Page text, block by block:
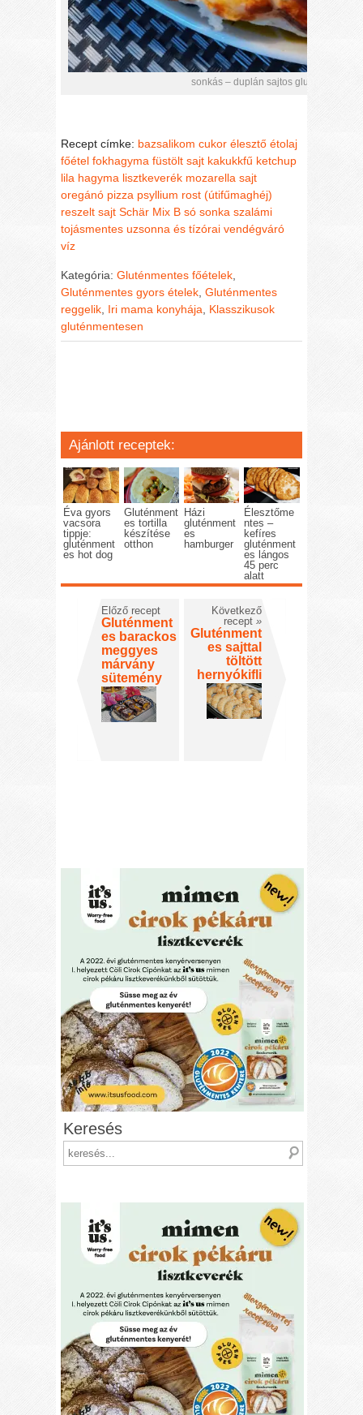
sonkás – duplán sajtos gluténmentes
Recept címke: bazsalikom cukor élesztő étolaj
főétel fokhagyma füstölt sajt kakukkfű ketchup
lila hagyma lisztkeverék mozarella sajt
oregánó pizza psyllium rost (útifűmaghéj)
reszelt sajt Schär Mix B só sonka szalámi
tojásmentes uzsonna és tízórai vendégváró
víz
Kategória:Gluténmentes főételek
Gluténmentes gyors ételek ,Gluténmentes
reggelik Iri mama konyhája
Klasszikusok
gluténmentesen
Ajánlott receptek:
Éva gyors
vacsora
tippje:
gluténment
es hot dog
Gluténment
es tortilla
készítése
otthon
Házi
gluténment
es
hamburger
Élesztőme
ntes –
kefíres
gluténment
es lángos
45 perc
alatt
Előző recept
Gluténment
es barackos
meggyes
márvány
sütemény
Következő
recept »
Gluténment
es sajttal
töltött
hernyókifli
Keresés